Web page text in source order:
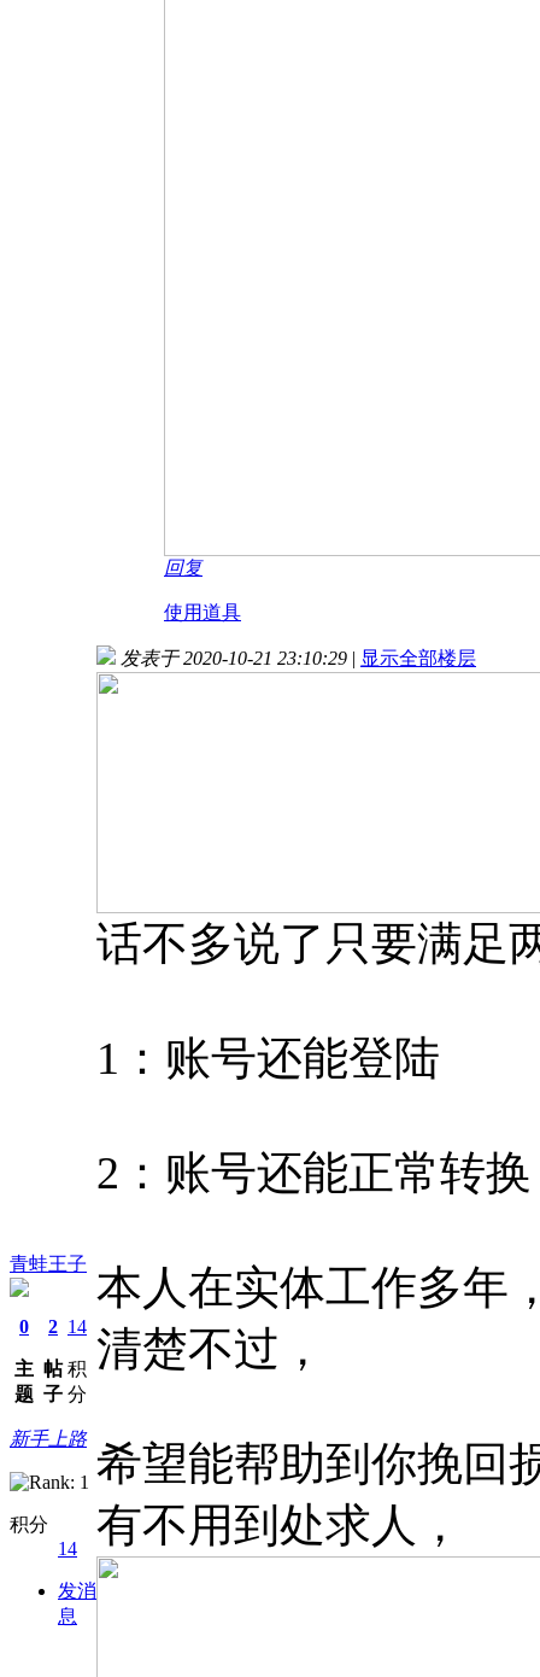
回复
使用道具
青蛙王子
0
主
题
2
帖
子
14
积
分
新手上路
积分
14
发消
息
发表于 2020-10-21 23:10:29 | 显示全部楼层
话不多说了只要满足
1：账号还能登陆
2：账号还能正常转换
本人在实体工作多年
清楚不过，
希望能帮助到你挽回
有不用到处求人，